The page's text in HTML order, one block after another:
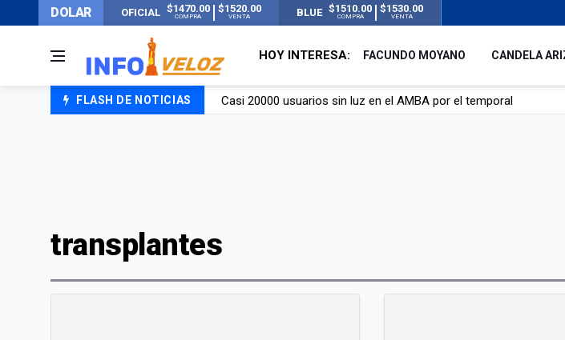
DOLAR OFICIAL $1470.00
COMPRA
$1520.00
VENTA BLUE $1510.00
COMPRA
$1530.00
VENTA
HOY INTERESA: FACUNDO MOYANO CANDELA
FLASH DE NOTICIAS
Candela Arizaga rompió el silencio tras el incidente con Facundo
transplantes